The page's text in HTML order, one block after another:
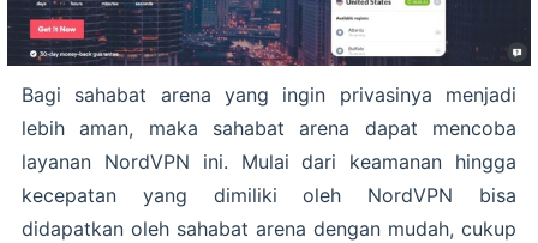
Bagi sahabat arena yang ingin privasinya menjadi
lebih aman, maka sahabat arena dapat mencoba
layanan NordVPN ini. Mulai dari keamanan hingga
kecepatan yang dimiliki oleh NordVPN bisa
didapatkan oleh sahabat arena dengan mudah, cukup